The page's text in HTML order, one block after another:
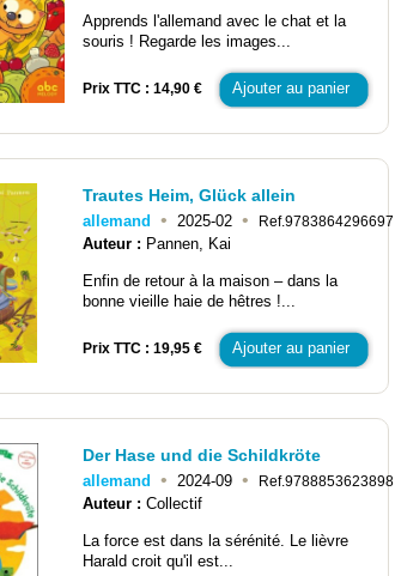
Apprends l'allemand avec le chat et la
souris ! Regarde les images...
Prix TTC : 14,90 € Ajouter au panier
Trautes Heim, Glück allein
allemand • 2025-02 • Ref.9783864296697
Auteur : Pannen, Kai
Enfin de retour à la maison – dans la
bonne vieille haie de hêtres !...
Prix TTC : 19,95 € Ajouter au panier
Der Hase und die Schildkröte
allemand • 2024-09 • Ref.9788853623898
Auteur : Collectif
La force est dans la sérénité. Le lièvre
Harald croit qu'il est...